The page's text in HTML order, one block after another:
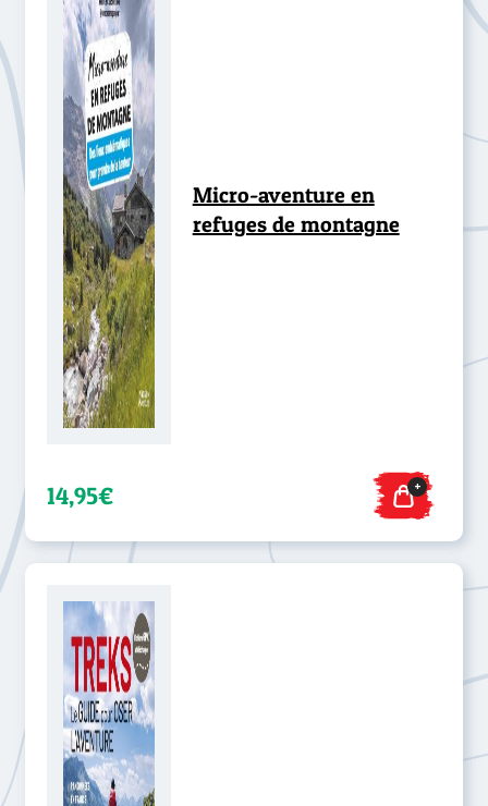
Micro-aventure en
refuges de montagne
14,95€ +